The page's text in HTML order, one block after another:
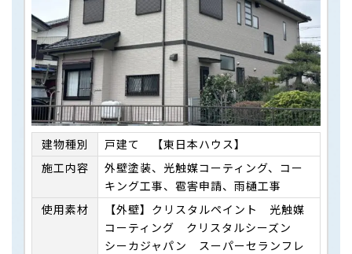
建物種別
戸建て 【東日本ハウス】
施⼯内容
外壁塗装、光触媒コーティング、コー
キング工事、雹害申請、雨樋工事
使用素材
【外壁】クリスタルペイント 光触媒
コーティング クリスタルシーズン
シーカジャパン スーパーセランフレ